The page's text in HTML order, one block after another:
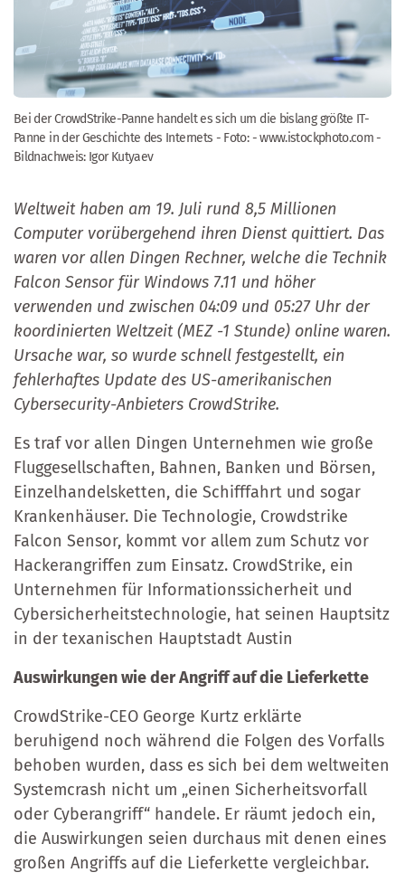
Bei der CrowdStrike-Panne handelt es sich um die bislang größte IT-
Panne in der Geschichte des Internets - Foto: - www.istockphoto.com -
Bildnachweis: Igor Kutyaev
Weltweit haben am 19. Juli rund 8,5 Millionen
Computer vorübergehend ihren Dienst quittiert. Das
waren vor allen Dingen Rechner, welche die Technik
Falcon Sensor für Windows 7.11 und höher
verwenden und zwischen 04:09 und 05:27 Uhr der
koordinierten Weltzeit (MEZ -1 Stunde) online waren.
Ursache war, so wurde schnell festgestellt, ein
fehlerhaftes Update des US-amerikanischen
Cybersecurity-Anbieters CrowdStrike.
Es traf vor allen Dingen Unternehmen wie große
Fluggesellschaften, Bahnen, Banken und Börsen,
Einzelhandelsketten, die Schifffahrt und sogar
Krankenhäuser. Die Technologie, Crowdstrike
Falcon Sensor, kommt vor allem zum Schutz vor
Hackerangriffen zum Einsatz. CrowdStrike, ein
Unternehmen für Informationssicherheit und
Cybersicherheitstechnologie, hat seinen Hauptsitz
in der texanischen Hauptstadt Austin
Auswirkungen wie der Angriff auf die Lieferkette
CrowdStrike-CEO George Kurtz erklärte
beruhigend noch während die Folgen des Vorfalls
behoben wurden, dass es sich bei dem weltweiten
Systemcrash nicht um „einen Sicherheitsvorfall
oder Cyberangriff“ handele. Er räumt jedoch ein,
die Auswirkungen seien durchaus mit denen eines
großen Angriffs auf die Lieferkette vergleichbar.